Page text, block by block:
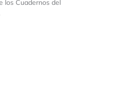
los Cuadernos del